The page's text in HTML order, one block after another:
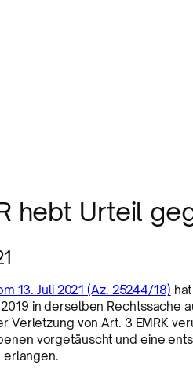
hebt Urteil
13. Juli 2021 (Az. 25244/18)
in derselben Rechtssache
Verletzung von Art. 3 EMRK
vorgetäuscht und eine
erlangen.